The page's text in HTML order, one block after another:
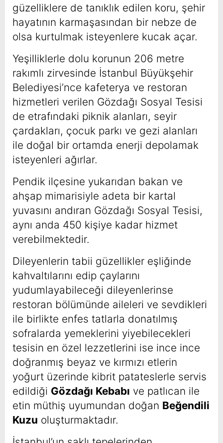
güzelliklere de tanıklık edilen koru, şehir
hayatının karmaşasından bir nebze de
olsa kurtulmak isteyenlere kucak açar.
Yeşilliklerle dolu korunun 206 metre
rakımlı zirvesinde İstanbul Büyükşehir
Belediyesi’nce kafeterya ve restoran
hizmetleri verilen Gözdağı Sosyal Tesisi
de etrafındaki piknik alanları, seyir
çardakları, çocuk parkı ve gezi alanları
ile doğal bir ortamda enerji depolamak
isteyenleri ağırlar.
Pendik ilçesine yukarıdan bakan ve
ahşap mimarisiyle adeta bir kartal
yuvasını andıran Gözdağı Sosyal Tesisi,
aynı anda 450 kişiye kadar hizmet
verebilmektedir.
Dileyenlerin tabii güzellikler eşliğinde
kahvaltılarını edip çaylarını
yudumlayabileceği dileyenlerinse
restoran bölümünde aileleri ve sevdikleri
ile birlikte enfes tatlarla donatılmış
sofralarda yemeklerini yiyebilecekleri
tesisin en özel lezzetlerini ise ince ince
doğranmış beyaz ve kırmızı etlerin
yoğurt üzerinde kibrit patateslerle servis
edildiği Gözdağı Kebabı ve patlıcan ile
etin müthiş uyumundan doğan Beğendili
Kuzu oluşturmaktadır.